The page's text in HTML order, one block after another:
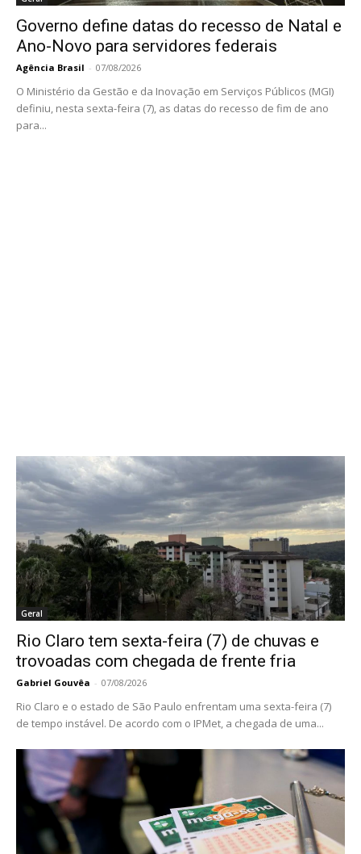
Governo define datas do recesso de Natal e
Ano-Novo para servidores federais
Agência Brasil - 07/08/2026
O Ministério da Gestão e da Inovação em Serviços Públicos (MGI)
definiu, nesta sexta-feira (7), as datas do recesso de fim de ano
para...
Geral
Rio Claro tem sexta-feira (7) de chuvas e
trovoadas com chegada de frente fria
Gabriel Gouvêa - 07/08/2026
Rio Claro e o estado de São Paulo enfrentam uma sexta-feira (7)
de tempo instável. De acordo com o IPMet, a chegada de uma...